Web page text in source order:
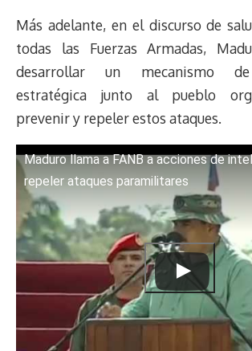
Más adelante, en el discurso de
todas las Fuerzas Armadas,
desarrollar un mecanismo
estratégica junto al pueblo
prevenir y repeler estos ataques.
Maduro llama a FANB a acciones de
repeler ataques paramilitares